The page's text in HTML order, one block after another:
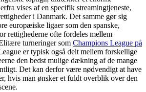
vises af en specifik streamingtjeneste,
i Danmark. Det samme gør sig
europæiske ligaer som den spanske,
rettighederne ofte fordeles mellem
turneringer som Champions League på
er typisk også delt mellem forskellige
den bedst mulige dækning af de mange
Det kan derfor være nødvendigt at have
hvis man ønsker et fuldt overblik over den